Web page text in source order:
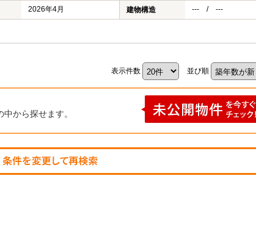
2026年4月 建物構造 --- / ---
表示件数 並び順
中から探せます。